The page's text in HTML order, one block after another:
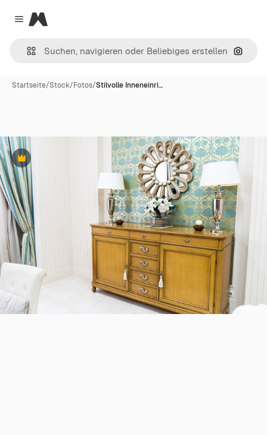
Close menu
Magnific
Nach
Startseite/Stock/Fotos/Stilvolle Inneneinri…
Premium